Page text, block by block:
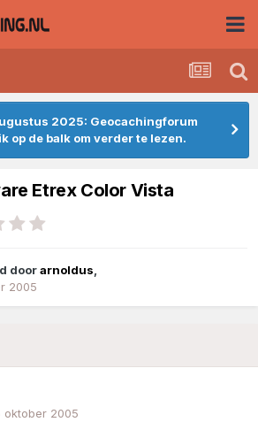
2025: Geocachingforum
op de balk om verder te lezen.
Etrex Color Vista
doorarnoldus,
2005
oktober 2005